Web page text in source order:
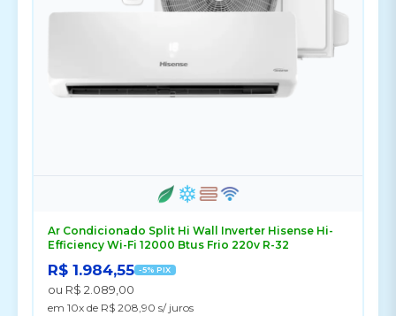
Ar Condicionado Split Hi Wall Inverter Hisense Hi-
Efficiency Wi-Fi 12000 Btus Frio 220v R-32
R$ 1.984,55 -5% PIX
ou R$ 2.089,00
em 10x de R$ 208,90 s/ juros